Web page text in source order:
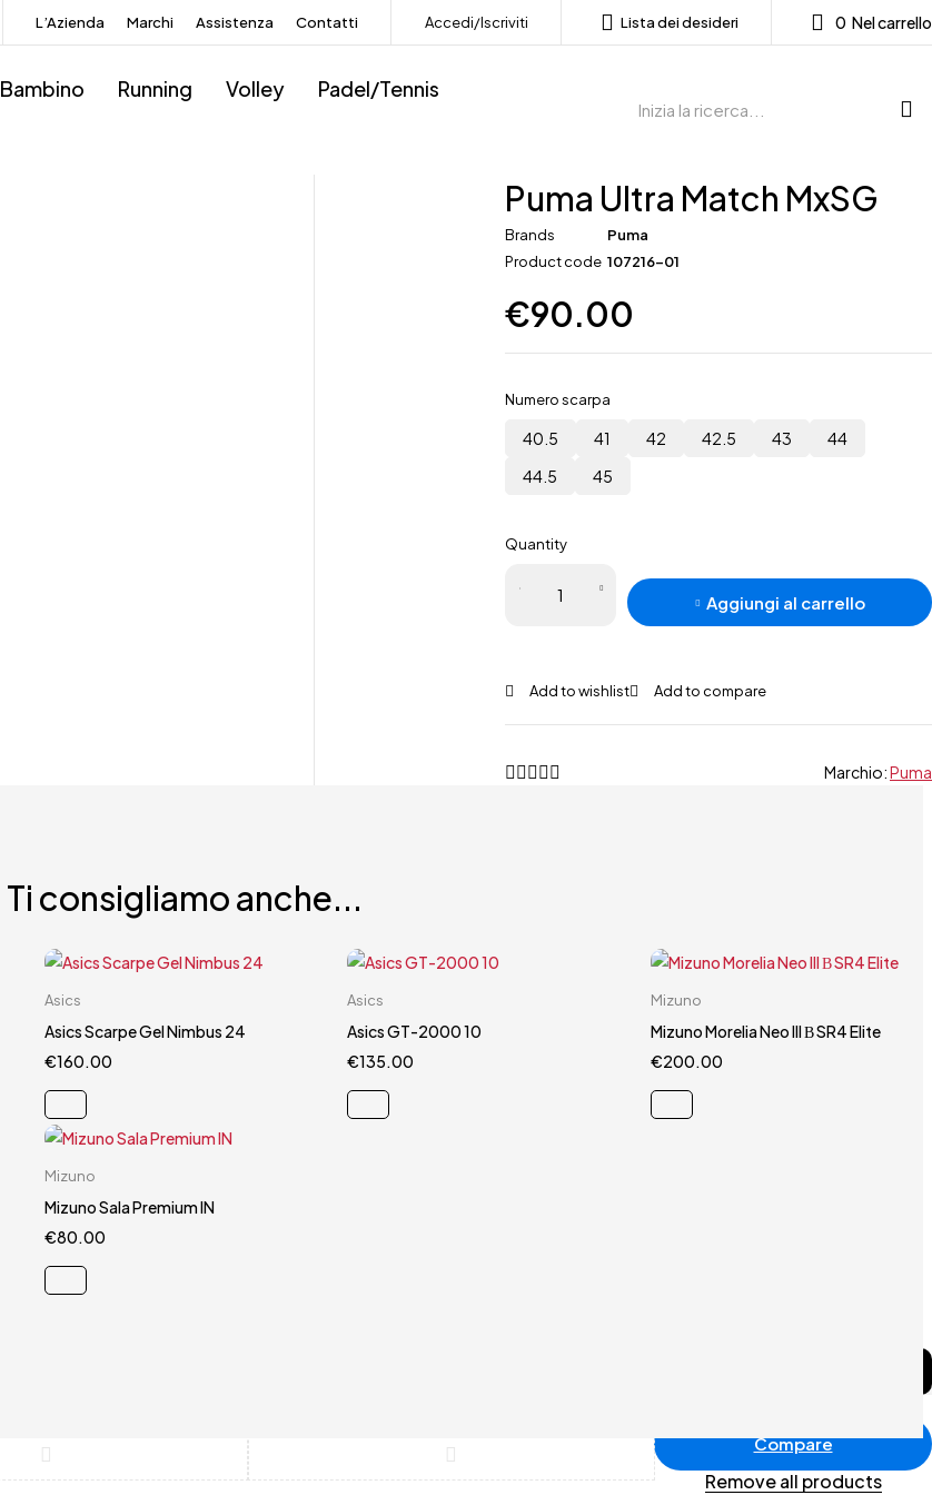
L’Azienda Marchi Assistenza Contatti Accedi/Iscriviti Lista dei desideri 0 Nel carrello
Bambino Running Volley
Padel/Tennis
Puma Ultra Match MxSG
Brands
Puma
Product code 107216-01
€90.00
Numero scarpa
40.5 41 42 42.5 43
44
44.5
45
Quantity
quantità
Aggiungi al carrello
Marchio:Puma
Ti consigliamo anche...
44
44.5
Asics
Asics Scarpe Gel Nimbus 24
€160.00
40.5
Asics
Asics GT-2000 10
€135.00
40.5
Mizuno
Mizuno Morelia Neo III Β SR4 Elite
€200.00
44.5
Mizuno
Mizuno Sala Premium IN
€80.00
Compare
Remove all products